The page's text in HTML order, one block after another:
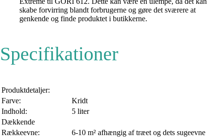
skabe forvirring blandt forbrugerne og gøre det sværere at
genkende og finde produktet i butikkerne.
Specifikationer
Produktdetaljer:
Farve:
Kridt
Indhold:
5 liter
Dækkende
Rækkeevne:
6-10 m² afhængig af træet og dets sugeevne